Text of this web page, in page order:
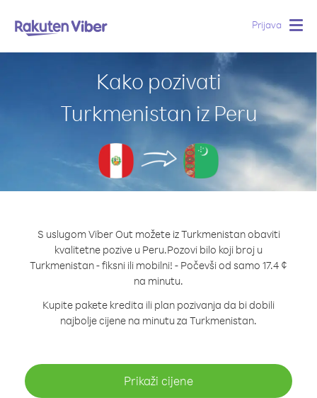
Prijava
Kako pozivati
Turkmenistan iz Peru
S uslugom Viber Out možete iz Turkmenistan obaviti
kvalitetne pozive u Peru.Pozovi bilo koji broj u
Turkmenistan - fiksni ili mobilni! - Počevši od samo 17.4 ¢
na minutu.
Kupite pakete kredita ili plan pozivanja da bi dobili
najbolje cijene na minutu za Turkmenistan.
Prikaži cijene